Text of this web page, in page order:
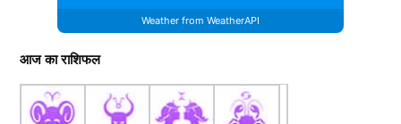
Weather from WeatherAPI
आज का राशिफल